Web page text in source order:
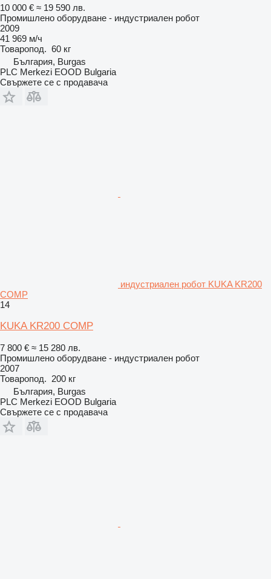
10 000 € ≈ 19 590 лв.
Промишлено оборудване - индустриален робот
2009
41 969 м/ч
Товаропод. 60 кг
България, Burgas
PLC Merkezi EOOD Bulgaria
Свържете се с продавача
индустриален робот KUKA KR200
COMP
14
KUKA KR200 COMP
7 800 € ≈ 15 280 лв.
Промишлено оборудване - индустриален робот
2007
Товаропод. 200 кг
България, Burgas
PLC Merkezi EOOD Bulgaria
Свържете се с продавача